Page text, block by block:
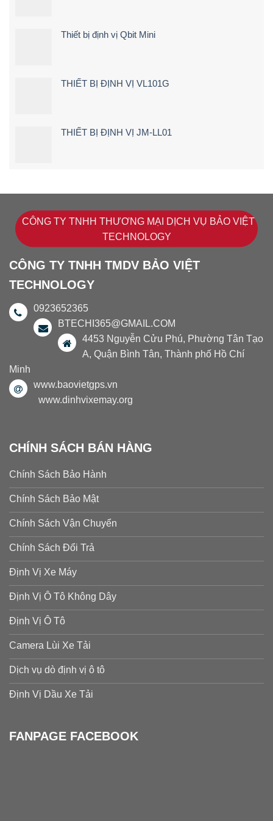
Chọn
(2026)
Thiết bị định vị Qbit Mini
THIẾT BỊ ĐỊNH VỊ VL101G
THIẾT BỊ ĐỊNH VỊ JM-LL01
CÔNG TY TNHH THƯƠNG MẠI DỊCH VỤ BẢO VIỆT
TECHNOLOGY
CÔNG TY TNHH TMDV BẢO VIỆT
TECHNOLOGY
0923652365
BTECHI365@GMAIL.COM
4453 Nguyễn Cửu Phú, Phường Tân Tạo
A, Quận Bình Tân, Thành phố Hồ Chí
Minh
www.baovietgps.vn
www.dinhvixemay.org
CHÍNH SÁCH BÁN HÀNG
Chính Sách Bảo Hành
Chính Sách Bảo Mật
Chính Sách Vận Chuyển
Chính Sách Đổi Trả
Định Vị Xe Máy
Định Vị Ô Tô Không Dây
Định Vị Ô Tô
Camera Lùi Xe Tải
Dịch vụ dò định vị ô tô
Định Vị Dầu Xe Tải
FANPAGE FACEBOOK